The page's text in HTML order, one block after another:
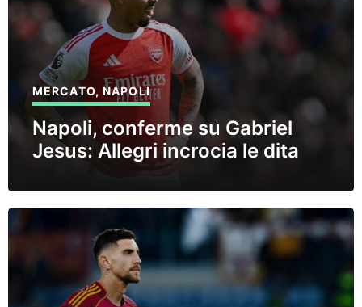
MERCATO,NAPOLI
Napoli, conferme su Gabriel
Jesus: Allegri incrocia le dita